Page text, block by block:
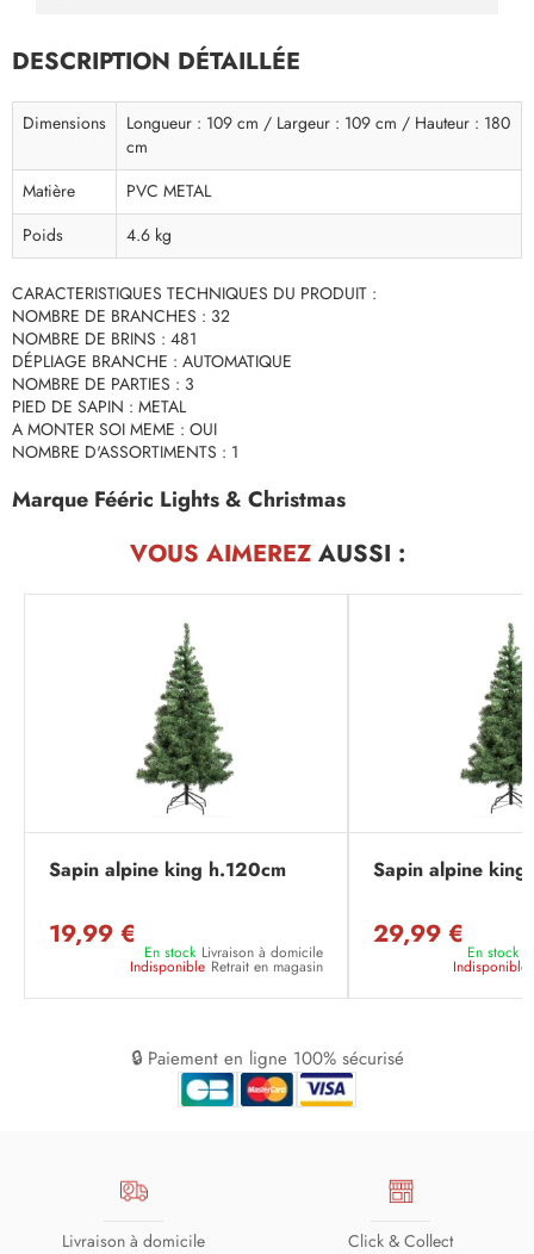
DESCRIPTION DÉTAILLÉE
Dimensions
Longueur : 109 cm / Largeur : 109 cm / Hauteur : 180
cm
Matière
PVC METAL
Poids
4.6 kg
CARACTERISTIQUES TECHNIQUES DU PRODUIT :
NOMBRE DE BRANCHES : 32
NOMBRE DE BRINS : 481
DÉPLIAGE BRANCHE : AUTOMATIQUE
NOMBRE DE PARTIES : 3
PIED DE SAPIN : METAL
A MONTER SOI MEME : OUI
NOMBRE D'ASSORTIMENTS : 1
Marque Fééric Lights & Christmas
VOUS AIMEREZAUSSI :
Sapin alpine king h.120cm
19,99 €
En stock Livraison à domicile
Indisponible Retrait en magasin
Sapin alpine king
29,99 €
En stock
Indisponible
🔒 Paiement en ligne 100% sécurisé
Livraison à domicile Click & Collect